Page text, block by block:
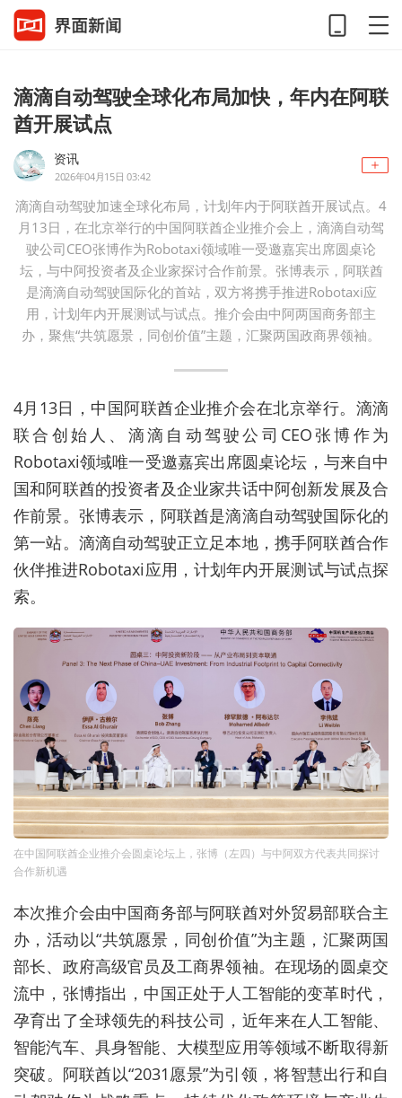
滴滴自动驾驶全球化布局加快，年内在阿联
酋开展试点
资讯
2026年04月15日 03:42
滴滴自动驾驶加速全球化布局，计划年内于阿联酋开展试点。4
月13日，在北京举行的中国阿联酋企业推介会上，滴滴自动驾
驶公司CEO张博作为Robotaxi领域唯一受邀嘉宾出席圆桌论
坛，与中阿投资者及企业家探讨合作前景。张博表示，阿联酋
是滴滴自动驾驶国际化的首站，双方将携手推进Robotaxi应
用，计划年内开展测试与试点。推介会由中阿两国商务部主
办，聚焦“共筑愿景，同创价值”主题，汇聚两国政商界领袖。
4月13日，中国阿联酋企业推介会在北京举行。滴滴
联合创始人、滴滴自动驾驶公司CEO张博作为
Robotaxi领域唯一受邀嘉宾出席圆桌论坛，与来自中
国和阿联酋的投资者及企业家共话中阿创新发展及合
作前景。张博表示，阿联酋是滴滴自动驾驶国际化的
第一站。滴滴自动驾驶正立足本地，携手阿联酋合作
伙伴推进Robotaxi应用，计划年内开展测试与试点探
索。
在中国阿联酋企业推介会圆桌论坛上，张博（左四）与中阿双方代表共同探讨
合作新机遇
本次推介会由中国商务部与阿联酋对外贸易部联合主
办，活动以“共筑愿景，同创价值”为主题，汇聚两国
部长、政府高级官员及工商界领袖。在现场的圆桌交
流中，张博指出，中国正处于人工智能的变革时代，
孕育出了全球领先的科技公司，近年来在人工智能、
智能汽车、具身智能、大模型应用等领域不断取得新
突破。阿联酋以“2031愿景”为引领，将智慧出行和自